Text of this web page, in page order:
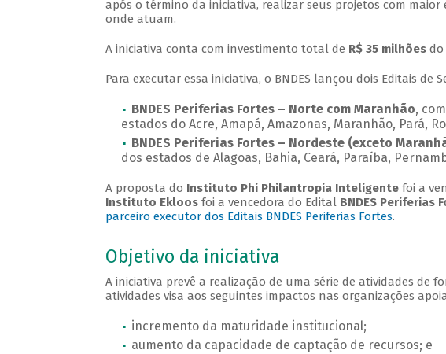
após o término da iniciativa, realizar seus projetos com
onde atuam.
A iniciativa conta com investimento total de R$ 35 milhões do
Para executar essa iniciativa, o BNDES lançou dois Editais de
BNDES Periferias Fortes – Norte com Maranhão,
estados do Acre, Amapá, Amazonas, Maranhão, Pará,
BNDES Periferias Fortes – Nordeste (exceto
dos estados de Alagoas, Bahia, Ceará, Paraíba,
A proposta do Instituto Phi Philantropia Inteligente foi a
Instituto Ekloos foi a vencedora do Edital BNDES Periferias
parceiro executor dos Editais BNDES Periferias Fortes.
Objetivo da iniciativa
A iniciativa prevê a realização de uma série de atividades de
atividades visa aos seguintes impactos nas organizações
incremento da maturidade institucional;
aumento da capacidade de captação de recursos; e